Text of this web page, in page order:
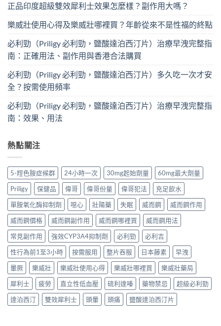
正品印度超級雙效犀利士效果怎麼樣？副作用大嗎？
樂威壯使用心得及樂威壯哪裡買？年齡從來不是性福的終點
必利勁（Priligy 必利勁，鹽酸達泊西汀片）治療早洩完整指
南：正確用法、副作用與香港合法購買
必利勁（Priligy 必利勁，鹽酸達泊西汀片）多久吃一次才安
全？按需使用頻率
必利勁（Priligy 必利勁，鹽酸達泊西汀片）治療早洩完整指
南：效果、用法
熱點關注
5-羥色胺症候群 24小時一次 30mg起始劑量
60mg最大劑量
Priligy
保健品 偉哥 偉哥份量 偉哥犯法
充足飲水
單胺氧化酶抑制劑
噁心 壯陽藥 失眠 威而鋼
威而鋼作用
威而鋼價格
威而鋼副作用 威而鋼哪裡買
威而鋼用法
常見副作用
強效CYP3A4抑制劑 必利勁
必利吉
性行為前1至3小時
按需服用 整片吞服 日本藤素
早洩
暈厥
樂威壯 樂威壯使用心得 樂威壯哪裡買
樂威壯藥局
犀利士
疲勞 直立性低血壓 硫利達嗪 藥物禁忌
超級必利勁
達泊西汀
雙效犀利士 頭暈 頭痛 鹽酸達泊西汀片